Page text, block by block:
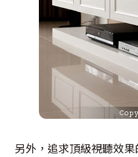
另外，追求頂級視聽效